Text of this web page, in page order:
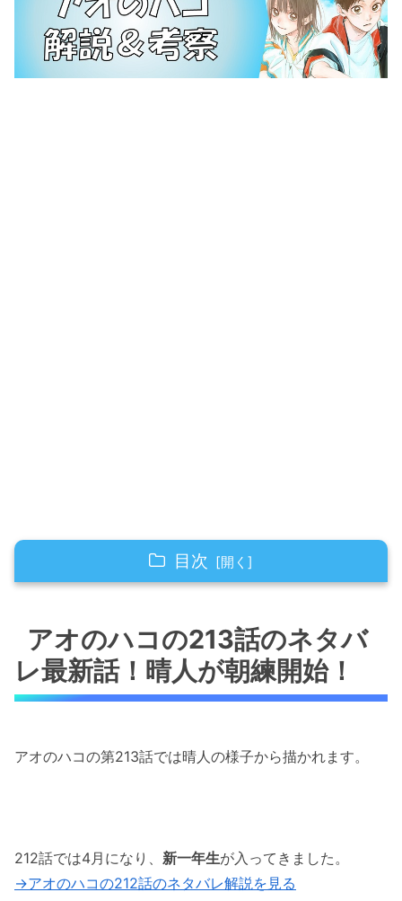
目次
朝練開始！
アオのハコの213話のネタバレ最新話！雛がジ
ャブを入れるも・・笑
千夏のすれ違い
アオのハコの213話のネタバレ最新話！大喜が
晴人に大敗！？
アオのハコの213話のネタバ
レ最新話！晴人が朝練開始！
アオのハコの第213話では晴人の様子から描かれます。
212話では4月になり、 新一年生が入ってきました。
→アオのハコの212話のネタバレ解説を見る